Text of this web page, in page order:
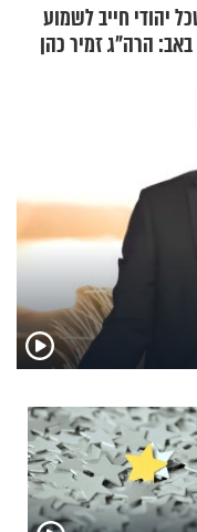
יהודי חייב לשמוע
הרה"ג זמיר כהן